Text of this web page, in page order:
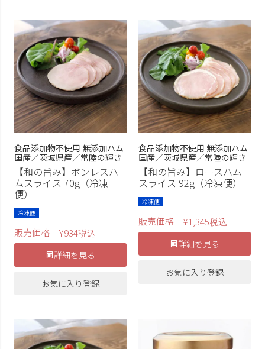
食品添加物不使用 無添加ハム
国産／茨城県産／常陸の輝き
【和の旨み】ボンレスハ
ムスライス 70g（冷凍
便）
冷凍便
販売価格 ¥934税込
詳細を見る
お気に入り登録
食品添加物不使用 無添加ハム
国産／茨城県産／常陸の輝き
【和の旨み】ロースハム
スライス 92g（冷凍便）
冷凍便
販売価格 ¥1,345税込
詳細を見る
お気に入り登録